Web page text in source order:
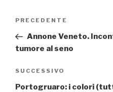
Navigazione
Articolo
precedente:
PRECEDENTE
Annone Veneto.
tumore al seno
Articolo
successivo
SUCCESSIVO
Portogruaro: i colori